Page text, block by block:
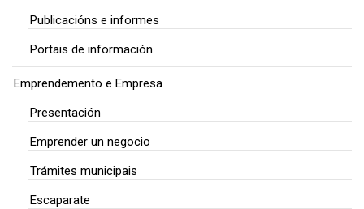
Publicacións e informes
Portais de información
Emprendemento e Empresa
Presentación
Emprender un negocio
Trámites municipais
Escaparate